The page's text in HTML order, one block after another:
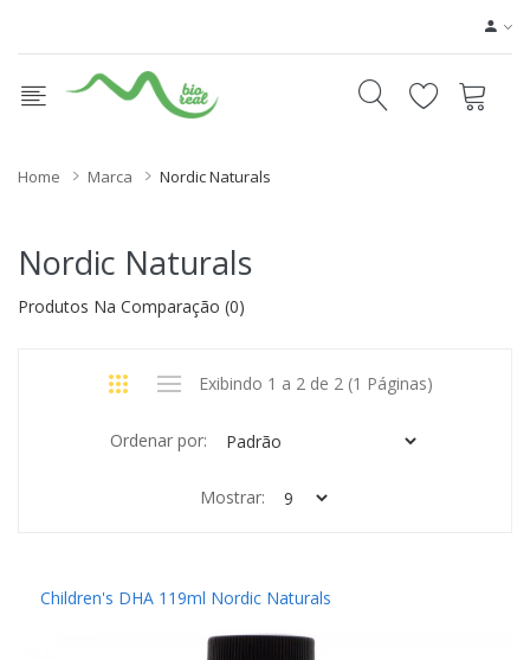
Home Marca Nordic Naturals
Nordic Naturals
Produtos Na Comparação (0)
Exibindo 1 a 2 de 2 (1 Páginas)
Ordenar por:
Mostrar:
Children's DHA 119ml Nordic Naturals